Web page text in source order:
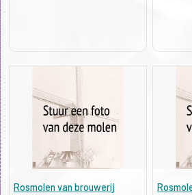
Rosmolen van brouwerij